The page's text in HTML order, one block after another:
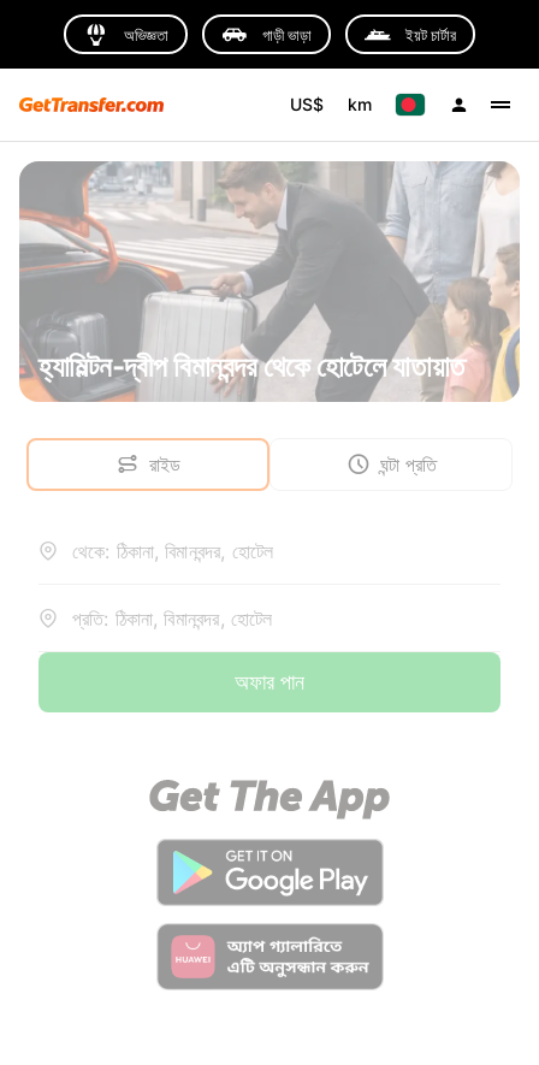
অভিজ্ঞতা গাড়ী ভাড়া ইয়ট চার্টার
US$ km
হ্যামিল্টন-দ্বীপ বিমানবন্দর থেকে হোটেলে যাতায়াত
রাইড ঘন্টা প্রতি
থেকে: ঠিকানা, বিমানবন্দর, হোটেল
প্রতি: ঠিকানা, বিমানবন্দর, হোটেল
অফার পান